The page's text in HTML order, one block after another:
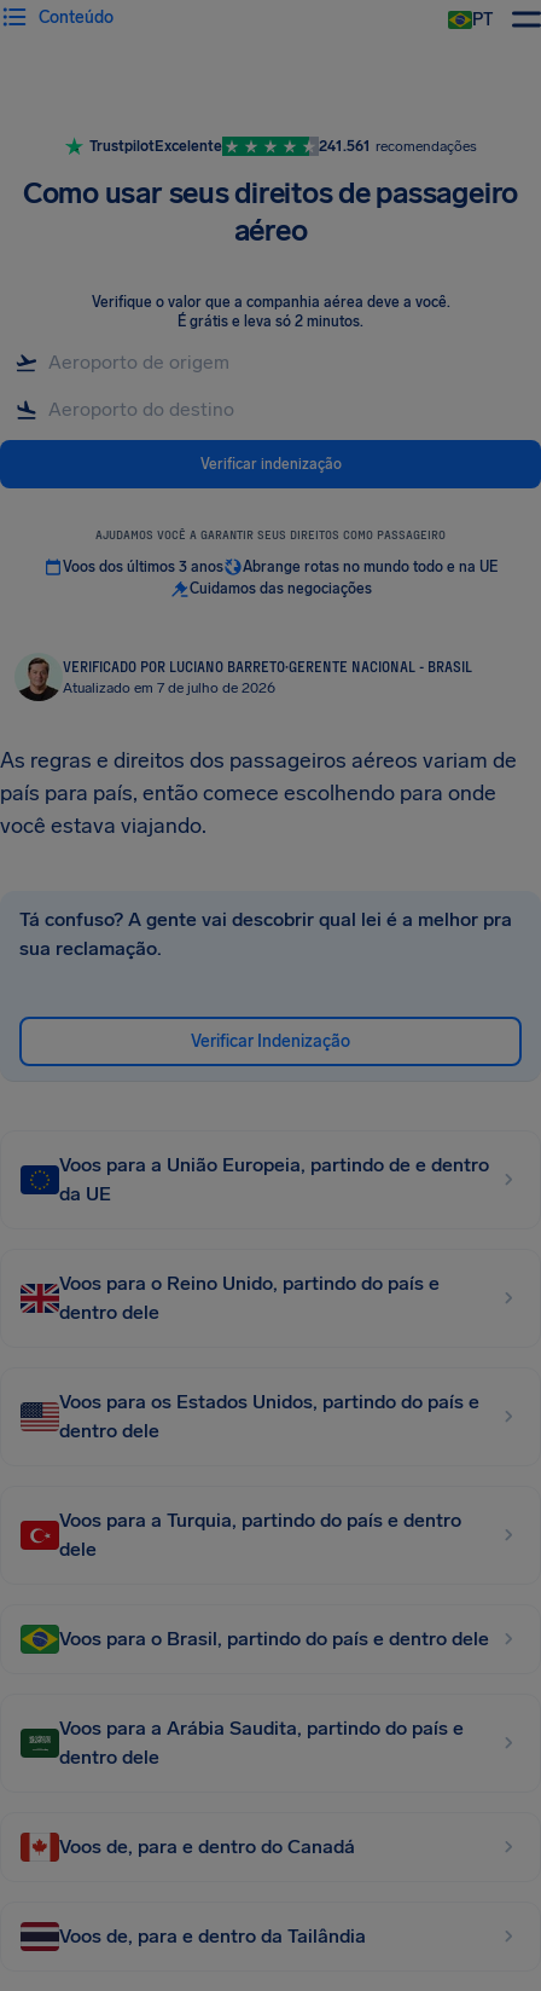
PT
Conteúdo
TrustpilotExcelente 241.561 recomendações
Como usar seus direitos de passageiro
aéreo
Verifique o valor que a companhia aérea deve a você.
É grátis e leva só 2 minutos.
Verificar indenização
AJUDAMOS VOCÊ A GARANTIR SEUS DIREITOS COMO PASSAGEIRO
Voos dos últimos 3 anos
Abrange rotas no mundo todo e na UE
Cuidamos das negociações
VERIFICADO POR LUCIANO BARRETO·GERENTE NACIONAL - BRASIL
Atualizado em 7 de julho de 2026
As regras e direitos dos passageiros aéreos variam de
país para país, então comece escolhendo para onde
você estava viajando.
Tá confuso? A gente vai descobrir qual lei é a melhor pra
sua reclamação.
Verificar Indenização
Voos para a União Europeia, partindo de e dentro
da UE
Voos para o Reino Unido, partindo do país e
dentro dele
Voos para os Estados Unidos, partindo do país e
dentro dele
Voos para a Turquia, partindo do país e dentro
dele
Voos para o Brasil, partindo do país e dentro dele
Voos para a Arábia Saudita, partindo do país e
dentro dele
Voos de, para e dentro do Canadá
Voos de, para e dentro da Tailândia